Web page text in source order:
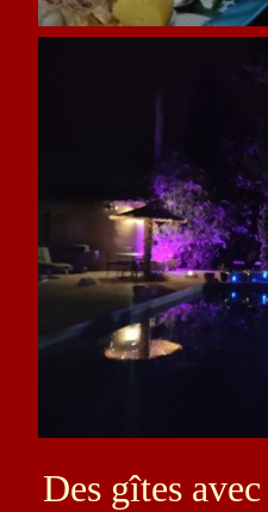
Des gîtes